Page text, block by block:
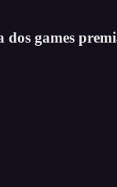
dos games